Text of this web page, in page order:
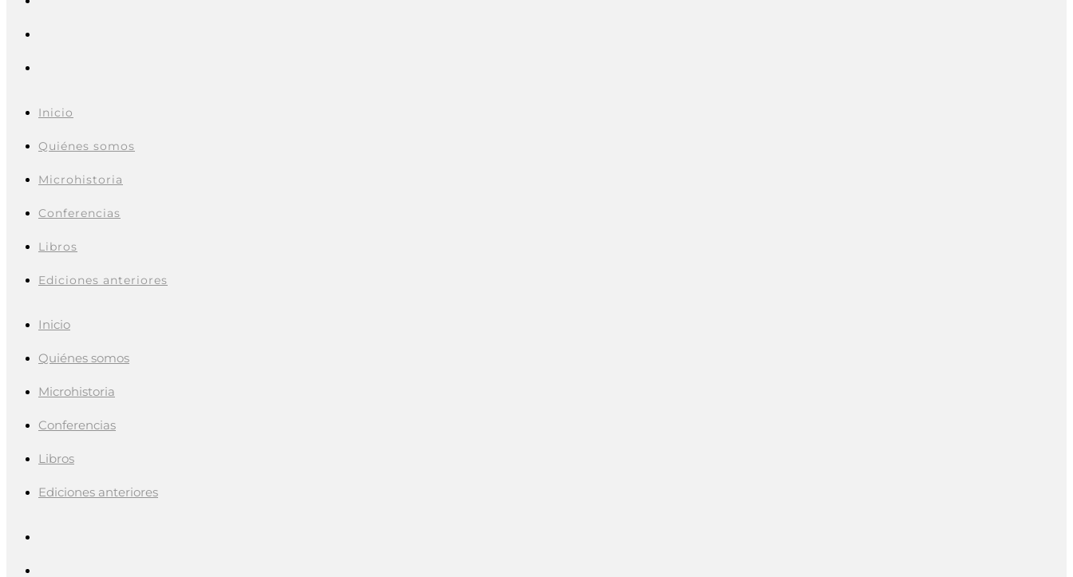
Inicio
Quiénes somos
Microhistoria
Conferencias
Libros
Ediciones anteriores
Inicio
Quiénes somos
Microhistoria
Conferencias
Libros
Ediciones anteriores